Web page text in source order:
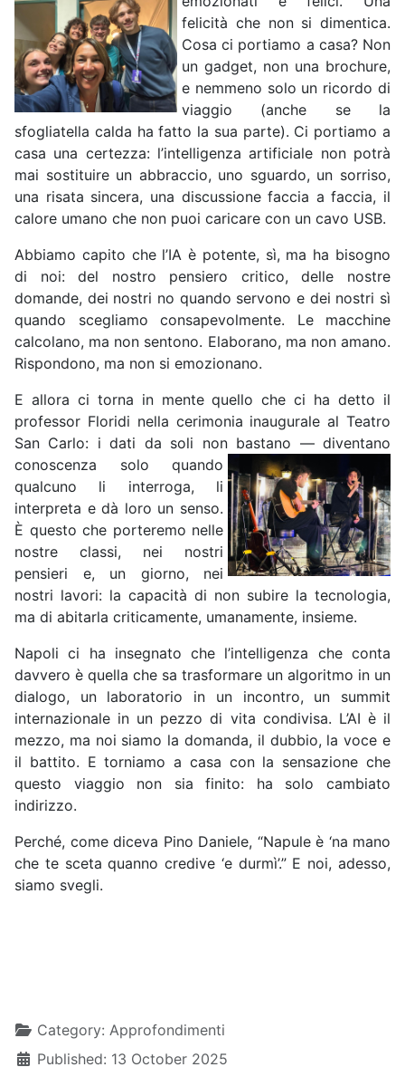
felicità che non si dimentica.
Cosa ci portiamo a casa? Non
un gadget, non una brochure,
e nemmeno solo un ricordo di
viaggio (anche se la
sfogliatella calda ha fatto la sua parte). Ci portiamo a
casa una certezza: l’intelligenza artificiale non potrà
mai sostituire un abbraccio, uno sguardo, un sorriso,
una risata sincera, una discussione faccia a faccia, il
calore umano che non puoi caricare con un cavo USB.
Abbiamo capito che l’IA è potente, sì, ma ha bisogno
di noi: del nostro pensiero critico, delle nostre
domande, dei nostri no quando servono e dei nostri sì
quando scegliamo consapevolmente. Le macchine
calcolano, ma non sentono. Elaborano, ma non amano.
Rispondono, ma non si emozionano.
E allora ci torna in mente quello che ci ha detto il
professor Floridi nella cerimonia inaugurale al Teatro
San Carlo: i dati da soli non bastano — diventano
conoscenza solo quando
qualcuno li interroga, li
interpreta e dà loro un senso.
È questo che porteremo nelle
nostre classi, nei nostri
pensieri e, un giorno, nei
nostri lavori: la capacità di non subire la tecnologia,
ma di abitarla criticamente, umanamente, insieme.
Napoli ci ha insegnato che l’intelligenza che conta
davvero è quella che sa trasformare un algoritmo in un
dialogo, un laboratorio in un incontro, un summit
internazionale in un pezzo di vita condivisa. L’AI è il
mezzo, ma noi siamo la domanda, il dubbio, la voce e
il battito. E torniamo a casa con la sensazione che
questo viaggio non sia finito: ha solo cambiato
indirizzo.
Perché, come diceva Pino Daniele, “Napule è ‘na mano
che te sceta quanno credive ‘e durmì’.” E noi, adesso,
siamo svegli.
DetailsCategory: Approfondimenti
Published: 13 October 2025